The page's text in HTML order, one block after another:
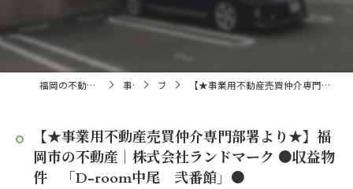
福岡の不動産売買・仲介なら株式会社ランドマーク 事業内容 ブログ 【★事業用不動産売買仲介専門部署より★】福岡市の不動産｜株式会社ランドマーク ●収益物件 「D-room中尾 弐番館」●
【★事業用不動産売買仲介専門部署より★】福
岡市の不動産｜株式会社ランドマーク ●収益物
件 「D-room中尾 弐番館」●